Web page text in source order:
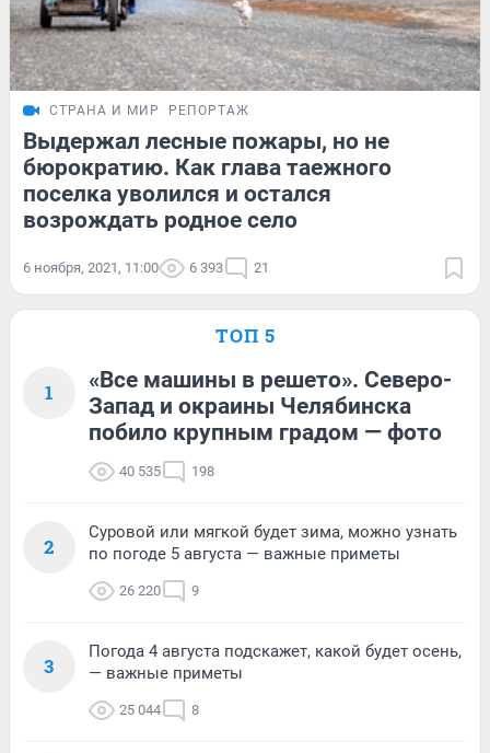
СТРАНА И МИР РЕПОРТАЖ
Выдержал лесные пожары, но не
бюрократию. Как глава таежного
поселка уволился и остался
возрождать родное село
6 ноября, 2021, 11:00 6 393 21
ТОП 5
1
«Все машины в решето». Северо-
Запад и окраины Челябинска
побило крупным градом — фото
40 535 198
2
Суровой или мягкой будет зима, можно узнать
по погоде 5 августа — важные приметы
26 220 9
3
Погода 4 августа подскажет, какой будет осень,
— важные приметы
25 044 8